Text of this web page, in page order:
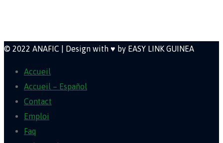
© 2022 ANAFIC | Design with ♥ by EASY LINK GUINEA
Accueil
Accueil – Español
Contact
Emploi
Faq